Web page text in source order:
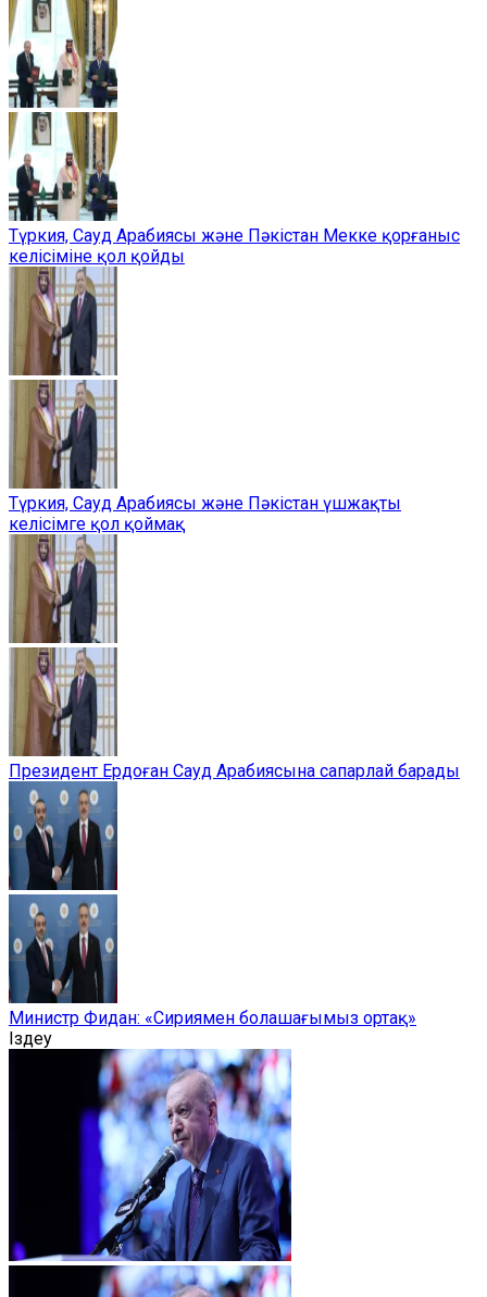
Түркия, Сауд Арабиясы және Пәкістан Мекке қорғаныс
келісіміне қол қойды
Түркия, Сауд Арабиясы және Пәкістан үшжақты
келісімге қол қоймақ
Президент Ердоған Сауд Арабиясына сапарлай барады
Министр Фидан: «Сириямен болашағымыз ортақ»
Іздеу